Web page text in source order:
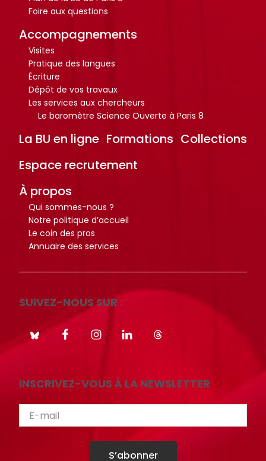
Foire aux questions
Accompagnements
Visites
Pratique des langues
Écriture
Dépôt de vos travaux
Les services aux chercheurs
Le baromètre Science Ouverte à Paris 8
La BU en ligne Formations Collections
Espace recrutement
À propos
Qui sommes-nous ?
Notre politique d’accueil
Le coin des pros
Annuaire des services
SUIVEZ-NOUS SUR :
INSCRIVEZ-VOUS À LA NEWSLETTER
S’abonner